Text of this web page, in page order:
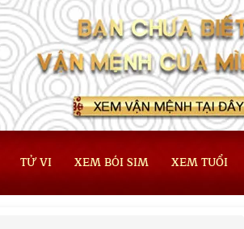
TỬ VI XEM BÓI SIM XEM TUỔI